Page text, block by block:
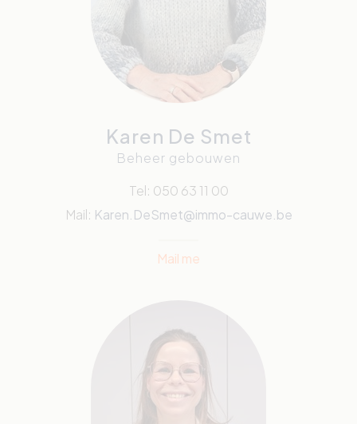
Karen De Smet
Beheer gebouwen
Tel: 050 63 11 00
Mail: Karen.DeSmet@immo-cauwe.be
Mail me